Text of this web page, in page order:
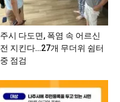
시 다도면, 폭염 속 어르신
지킨다…27개 무더위 쉼터
점검